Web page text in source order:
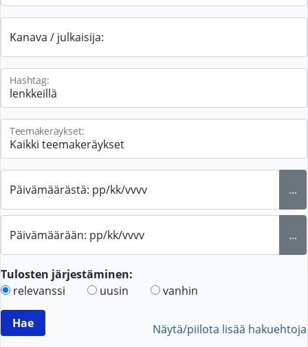
Kanava / julkaisija:
Hashtag:
Teemakeräykset:
Päivämäärästä: pp/kk/vvvv ...
Päivämäärään: pp/kk/vvvv ...
Tulosten järjestäminen:
relevanssi
uusin vanhin
Näytä/piilota lisää hakuehtoja